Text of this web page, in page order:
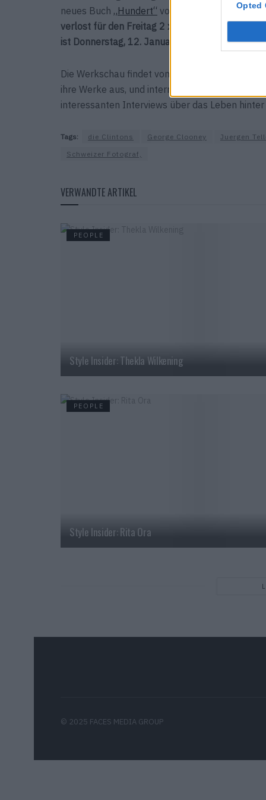
Opted
neues Buch „Hundert“ vor, wofür er ebenso
verlost für den Freitag 2 x 2 Tickets,
ist Donnerstag, 12. Januar 2012.
Die Werkschau findet vom 13. – 17. Januar auf
ihre Werke aus, und internationale Fotoasse
interessanten Interviews über das Leben hinter
Tags: die Clintons George Clooney Juergen
Schweizer Fotograf,
VERWANDTE ARTIKEL
PEOPLE
Style Insider: Thekla Wilkening
PEOPLE
Style Insider: Rita Ora
© 2025 FACES MEDIA GROUP